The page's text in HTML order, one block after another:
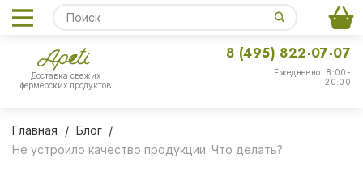
Доставка свежих
фермерских продуктов
Ежедневно: 8:00-
20:00
8 (495) 822-07-07
Главная
Блог
Не устроило качество продукции. Что делать?